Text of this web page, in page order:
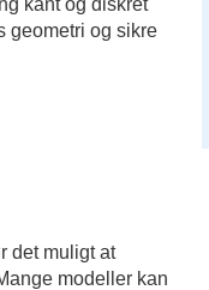
kant og diskret
geometri og sikre
det muligt at
modeller kan